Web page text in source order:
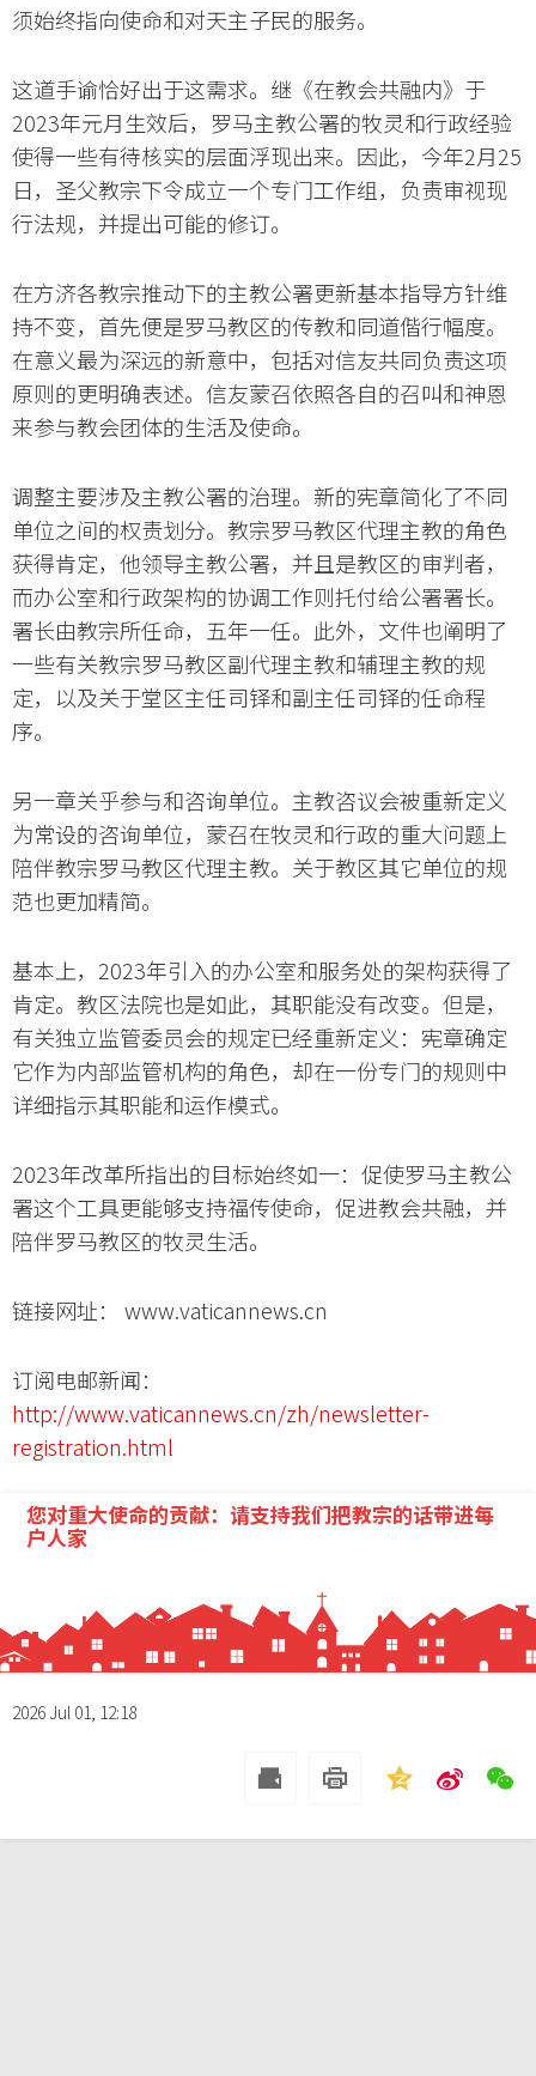
须始终指向使命和对天主子民的服务。
这道手谕恰好出于这需求。继《在教会共融内》于
2023年元月生效后，罗马主教公署的牧灵和行政经验
使得一些有待核实的层面浮现出来。因此，今年2月25
日，圣父教宗下令成立一个专门工作组，负责审视现
行法规，并提出可能的修订。
在方济各教宗推动下的主教公署更新基本指导方针维
持不变，首先便是罗马教区的传教和同道偕行幅度。
在意义最为深远的新意中，包括对信友共同负责这项
原则的更明确表述。信友蒙召依照各自的召叫和神恩
来参与教会团体的生活及使命。
调整主要涉及主教公署的治理。新的宪章简化了不同
单位之间的权责划分。教宗罗马教区代理主教的角色
获得肯定，他领导主教公署，并且是教区的审判者，
而办公室和行政架构的协调工作则托付给公署署长。
署长由教宗所任命，五年一任。此外，文件也阐明了
一些有关教宗罗马教区副代理主教和辅理主教的规
定，以及关于堂区主任司铎和副主任司铎的任命程
序。
另一章关乎参与和咨询单位。主教咨议会被重新定义
为常设的咨询单位，蒙召在牧灵和行政的重大问题上
陪伴教宗罗马教区代理主教。关于教区其它单位的规
范也更加精简。
基本上，2023年引入的办公室和服务处的架构获得了
肯定。教区法院也是如此，其职能没有改变。但是，
有关独立监管委员会的规定已经重新定义：宪章确定
它作为内部监管机构的角色，却在一份专门的规则中
详细指示其职能和运作模式。
2023年改革所指出的目标始终如一：促使罗马主教公
署这个工具更能够支持福传使命，促进教会共融，并
陪伴罗马教区的牧灵生活。
链接网址： www.vaticannews.cn
订阅电邮新闻：
http://www.vaticannews.cn/zh/newsletter-
registration.html
您对重大使命的贡献：请支持我们把教宗的话带进每
户人家
2026 Jul 01, 12:18